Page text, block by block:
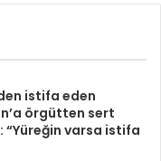
istifa eden
örgütten sert
“Yüreğin varsa istifa